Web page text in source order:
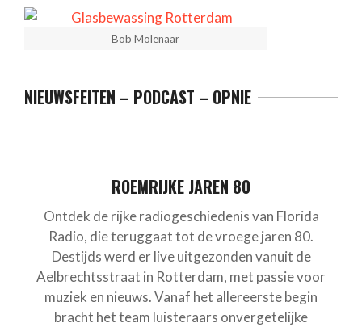
Bob Molenaar
NIEUWSFEITEN – PODCAST – OPNIE
ROEMRIJKE JAREN 80
Ontdek de rijke radiogeschiedenis van Florida
Radio, die teruggaat tot de vroege jaren 80.
Destijds werd er live uitgezonden vanuit de
Aelbrechtsstraat in Rotterdam, met passie voor
muziek en nieuws. Vanaf het allereerste begin
bracht het team luisteraars onvergetelijke